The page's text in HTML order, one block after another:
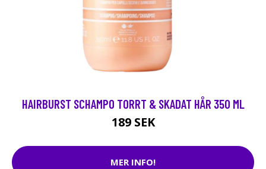
HAIRBURST SCHAMPO TORRT & SKADAT HÅR 350 ML
189 SEK
MER INFO!